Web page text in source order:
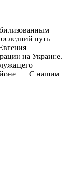
путь
на Украине.
— С нашим